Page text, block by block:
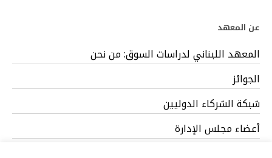
عن المعهد
المعهد اللبناني لدراسات السوق: من نحن
الجوائز
شبكة الشركاء الدوليين
أعضاء مجلس الإدارة